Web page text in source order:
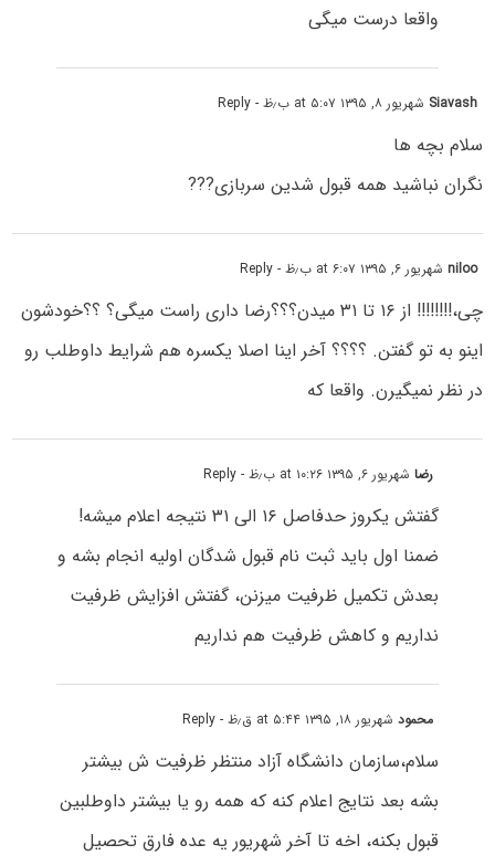
واقعا درست میگی
Siavash شهریور ۸, ۱۳۹۵ at ۵:۰۷ ب٫ظ - Reply
سلام بچه ها
نگران نباشید همه قبول شدین سربازی???
nilooشهریور ۶, ۱۳۹۵ at ۶:۰۷ ب٫ظ - Reply
چی،!!!!!!!! از ۱۶ تا ۳۱ میدن؟؟؟رضا داری راست میگی؟ ؟؟خودشون
اینو به تو گفتن. ؟؟؟؟ آخر اینا اصلا یکسره هم شرایط داوطلب رو
در نظر نمیگیرن. واقعا که
رضاشهریور ۶, ۱۳۹۵ at ۱۰:۲۶ ب٫ظ - Reply
گفتش یکروز حدفاصل ۱۶ الی ۳۱ نتیجه اعلام میشه!
ضمنا اول باید ثبت نام قبول شدگان اولیه انجام بشه و
بعدش تکمیل ظرفیت میزنن، گفتش افزایش ظرفیت
نداریم و کاهش ظرفیت هم نداریم
محمودشهریور ۱۸, ۱۳۹۵ at ۵:۴۴ ق٫ظ - Reply
سلام،سازمان دانشگاه آزاد منتظر ظرفیت ش بیشتر
بشه بعد نتایج اعلام کنه که همه رو یا بیشتر داوطلبین
قبول بکنه، اخه تا آخر شهریور یه عده فارق تحصیل